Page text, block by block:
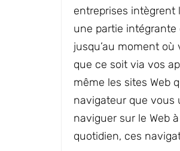
entreprises intègrent
une partie
jusqu’au moment
que ce soit via vos
même les sites Web
navigateur que vous
naviguer sur le Web
quotidien, ces